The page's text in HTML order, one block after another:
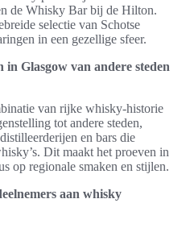
de Whisky Bar bij de Hilton.
selectie van Schotse
in een gezellige sfeer.
Glasgow van andere steden
van rijke whisky-historie
tot andere steden,
en bars die
Dit maakt het proeven in
op regionale smaken en stijlen.
aan whisky